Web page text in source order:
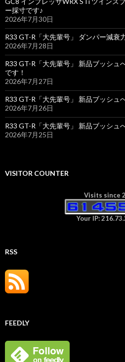
ー採寸です♪
2026年7月30日
R33 GT-R「大先輩号」 ダンパー減衰
2026年7月28日
R33 GT-R「大先輩号」 新品ブッシ
です！
2026年7月27日
R33 GT-R「大先輩号」 新品ブッシ
2026年7月26日
R33 GT-R「大先輩号」 新品ブッシ
2026年7月25日
VISITOR COUNTER
Visits since
Your IP:
RSS
FEEDLY